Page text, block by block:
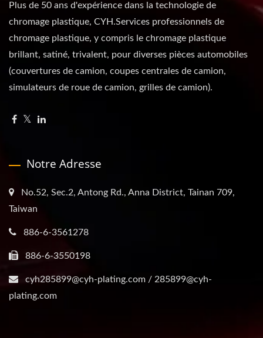
Plus de 50 ans d'expérience dans la technologie de
chromage plastique, CYH.Services professionnels de
chromage plastique, y compris le chromage plastique
brillant, satiné, trivalent, pour diverses pièces automobiles
(couvertures de camion, coupes centrales de camion,
simulateurs de roue de camion, grilles de camion).
Notre Adresse
No.52, Sec.2, Antong Rd., Anna District, Tainan 709,
Taiwan
886-6-3561278
886-6-3550198
cyh285899@cyh-plating.com / 285899@cyh-
plating.com